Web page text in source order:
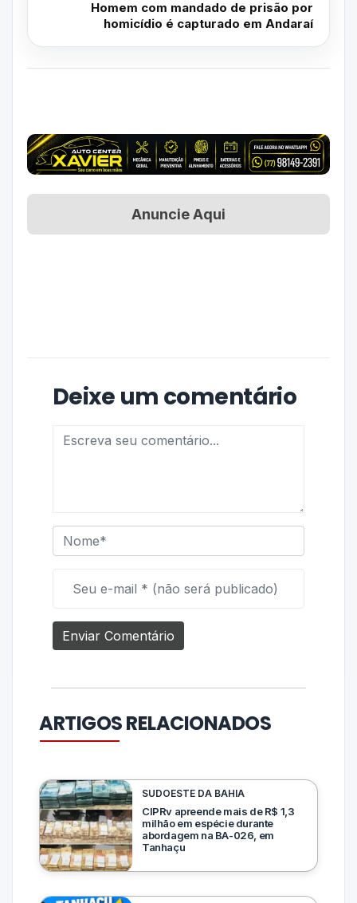
Homem com mandado de prisão por
homicídio é capturado em Andaraí
Anuncie Aqui
Deixe um comentário
ARTIGOS RELACIONADOS
SUDOESTE DA BAHIA
CIPRv apreende mais de R$ 1,3
milhão em espécie durante
abordagem na BA-026, em
Tanhaçu